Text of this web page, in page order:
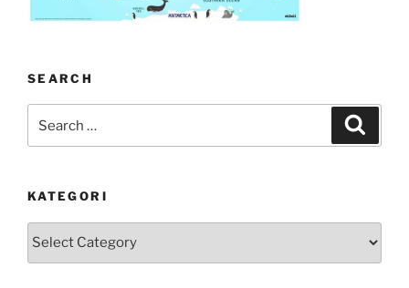
SEARCH
for:
KATEGORI
kategori